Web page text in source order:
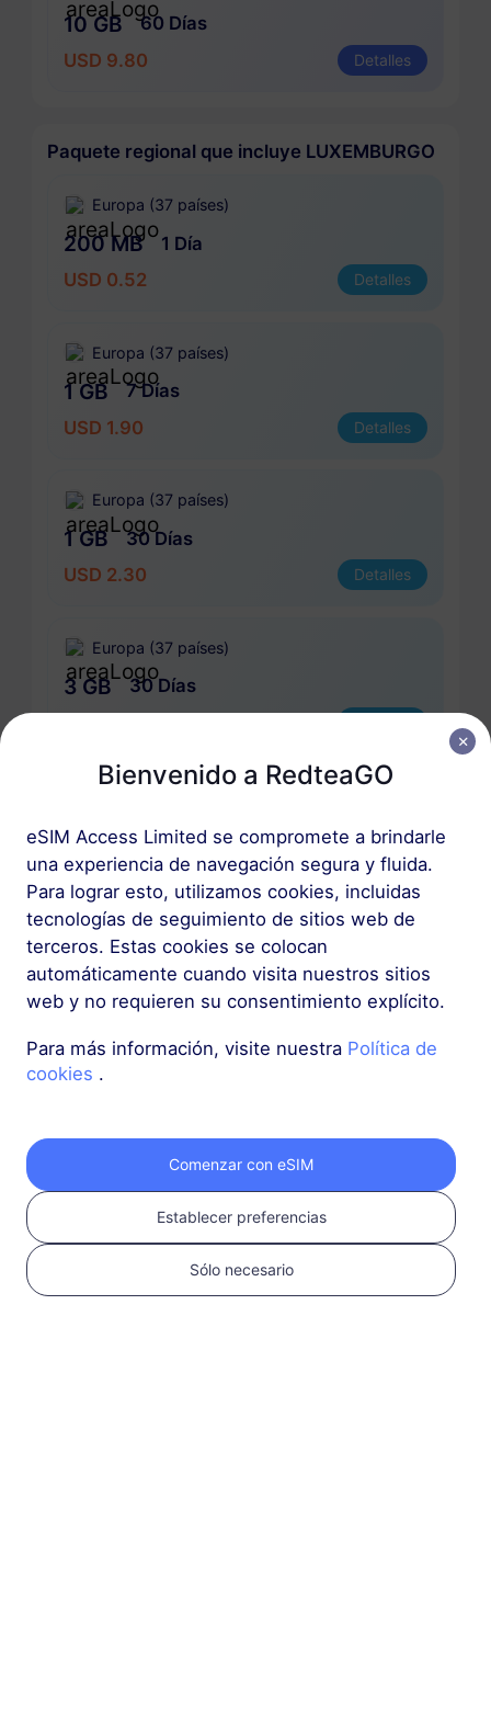
10 GB
60 Días
USD 9.80
Detalles
Paquete regional que incluye LUXEMBURGO
Europa (37 países)
200 MB
1 Día
USD 0.52
Detalles
Europa (37 países)
1 GB
7 Días
USD 1.90
Detalles
Europa (37 países)
1 GB
30 Días
USD 2.30
Detalles
Europa (37 países)
3 GB
30 Días
Obtén tu eSIM de
RedteaGO en 3
pasos
Bienvenido a RedteaGO
eSIM Access Limited se compromete a brindarle
una experiencia de navegación segura y fluida.
Para lograr esto, utilizamos cookies, incluidas
tecnologías de seguimiento de sitios web de
terceros. Estas cookies se colocan
automáticamente cuando visita nuestros sitios
web y no requieren su consentimiento explícito.
Para más información, visite nuestra Política de
cookies .
Comenzar con eSIM
Establecer preferencias
Sólo necesario